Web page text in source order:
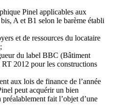
Pinel applicables aux
A et B1 selon le barème établi
et de ressources du locataire
du label BBC (Bâtiment
2012 pour les constructions
aux lois de finance de l’année
peut acquérir un bien
fait l’objet d’une